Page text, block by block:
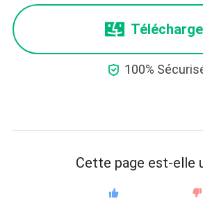
 100%
Cette page est-elle